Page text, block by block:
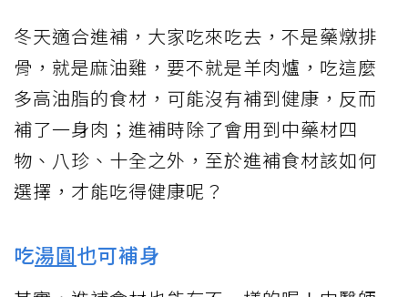
冬天適合進補，大家吃來吃去，不是藥燉排
骨，就是麻油雞，要不就是羊肉爐，吃這麼
多高油脂的食材，可能沒有補到健康，反而
補了一身肉；進補時除了會用到中藥材四
物、八珍、十全之外，至於進補食材該如何
選擇，才能吃得健康呢？
吃湯圓也可補身